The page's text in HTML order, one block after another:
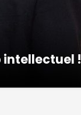
intellectuel !